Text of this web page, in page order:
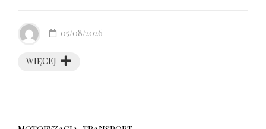
WIĘCEJ
05/08/2026